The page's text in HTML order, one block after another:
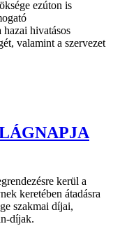
ezúton is
hivatásos
valamint a szervezet
kerül a
keretében átadásra
szakmai díjai,
díjak.